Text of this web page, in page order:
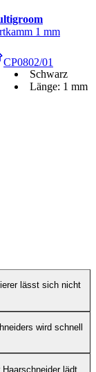
1 mm
CP0802/01
Schwarz
Länge: 1 mm
lässt sich nicht
wird schnell
lädt